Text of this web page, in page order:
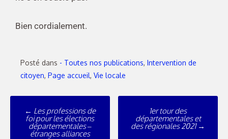
Bien cordialement.
Posté dans - Toutes nos publications, Intervention de
citoyen, Page accueil, Vie locale
← Les professions de
foi pour les élections
départementales –
étranges alliances
1er tour des
départementales et
des régionales 2021 →